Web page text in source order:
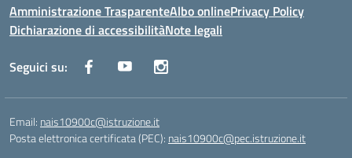
Amministrazione TrasparenteAlbo onlinePrivacy Policy
Dichiarazione di accessibilitàNote legali
Seguici su:
Email: nais10900c@istruzione.it
Posta elettronica certificata (PEC): nais10900c@pec.istruzione.it